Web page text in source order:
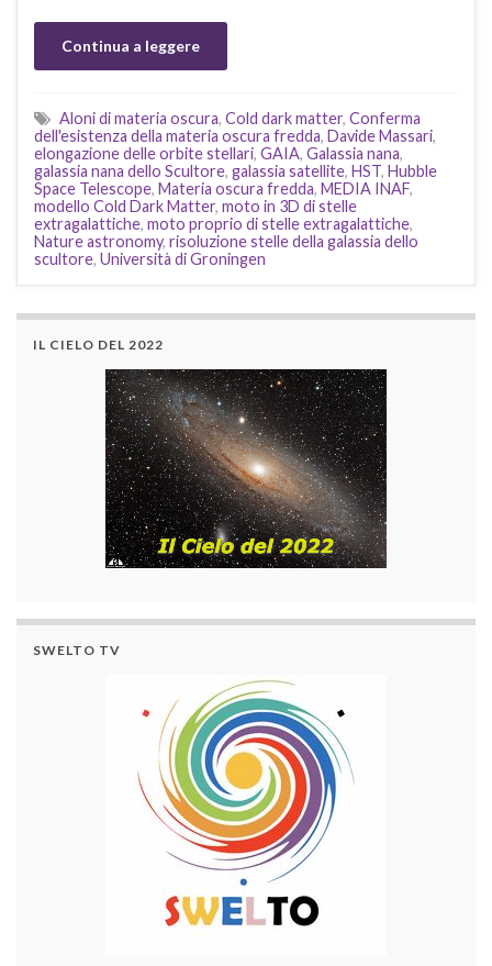
Continua a leggere
Aloni di materia oscura, Cold dark matter, Conferma
dell'esistenza della materia oscura fredda, Davide Massari,
elongazione delle orbite stellari, GAIA, Galassia nana,
galassia nana dello Scultore, galassia satellite, HST, Hubble
Space Telescope, Materia oscura fredda, MEDIA INAF,
modello Cold Dark Matter, moto in 3D di stelle
extragalattiche, moto proprio di stelle extragalattiche,
Nature astronomy, risoluzione stelle della galassia dello
scultore, Università di Groningen
IL CIELO DEL 2022
SWELTO TV